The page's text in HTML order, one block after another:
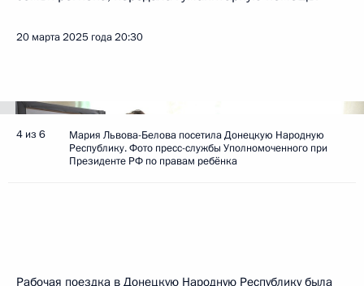
20 марта 2025 года20:30
4 из 6
Мария Львова-Белова посетила Донецкую Народную
Республику. Фото пресс-службы Уполномоченного при
Президенте РФ по правам ребёнка
Рабочая поездка в Донецкую Народную Республику была